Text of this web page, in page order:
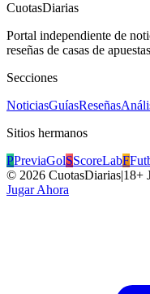
CuotasDiarias
Portal independiente de
reseñas de casas de
Secciones
NoticiasGuíasReseñas
Sitios hermanos
PPreviaGolSScoreLabF
© 2026 CuotasDiarias|18+
Jugar Ahora